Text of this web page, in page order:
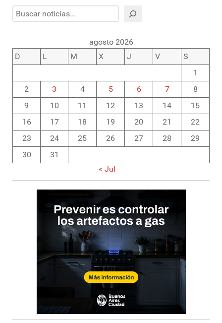
Buscar
agosto 2026
D
L M X J V
S
1
2
3 4 5 6 7
8
9
10 11 12 13 14
15
16
17 18 19 20 21
22
23
24 25 26 27 28
29
30
31
« Jul